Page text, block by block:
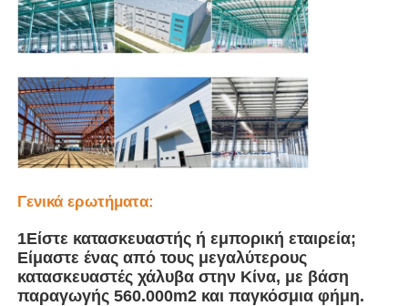
Πολυώροφη μεταλλική κατασκευή
Δημόσιο κτίριο από χάλυβα
Προπαρασκευασμένη δομή από χάλυβα
Γενικά ερωτήματα:
1Είστε κατασκευαστής ή εμπορική εταιρεία;
Είμαστε ένας από τους μεγαλύτερους
κατασκευαστές χάλυβα στην Κίνα, με βάση
παραγωγής 560.000m2 και παγκόσμια φήμη.